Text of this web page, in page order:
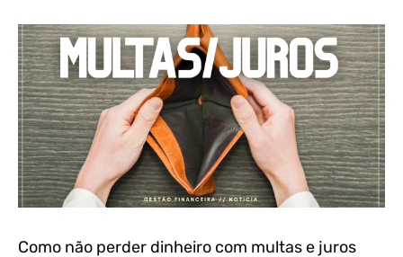
Como não perder dinheiro com multas e juros